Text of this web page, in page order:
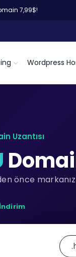
7,99$!
Wordpress
Uzantısı
önce